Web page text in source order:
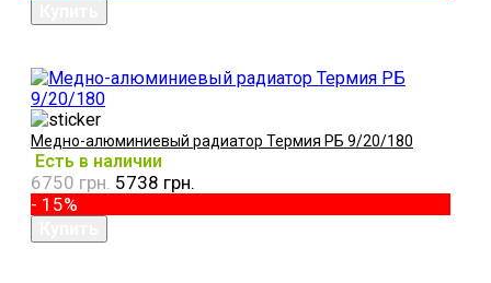
Медно-алюминиевый радиатор Термия РБ 9/20/180
Есть в наличии
6750 грн. 5738 грн.
- 15%